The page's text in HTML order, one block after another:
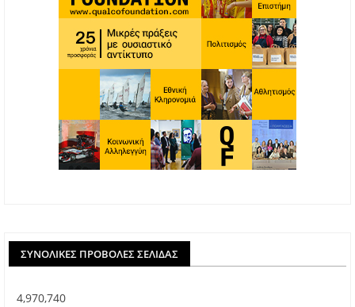
ΣΥΝΟΛΙΚΈΣ ΠΡΟΒΟΛΈΣ ΣΕΛΊΔΑΣ
4,970,740